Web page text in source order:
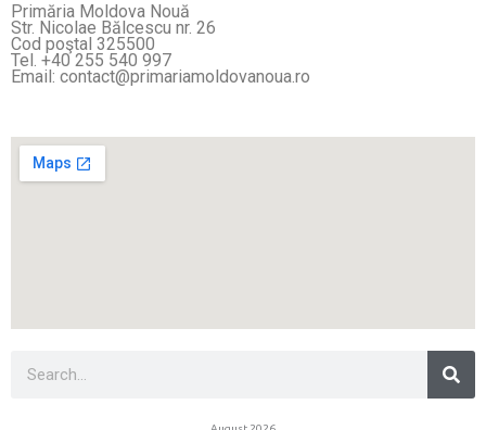
Primăria Moldova Nouă
Str. Nicolae Bălcescu nr. 26
Cod poştal 325500
Tel. +40 255 540 997
Email: contact@primariamoldovanoua.ro